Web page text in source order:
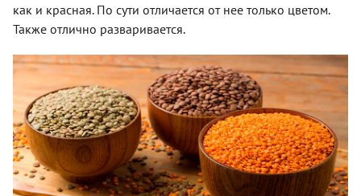
как и красная. По сути отличается от нее только цветом.
Также отлично разваривается.